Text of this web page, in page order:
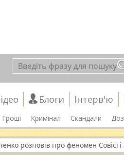
Блоги Інтерв'ю
Гроші Кримінал Скандали
розповів про феномен Совісті